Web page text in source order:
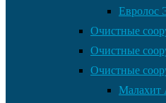
Очистные
Очистные
Очистные
Малахит